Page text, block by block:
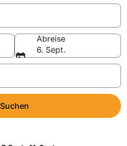
Abreise
6. Sept.
Suchen